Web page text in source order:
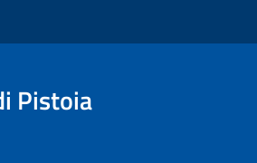
Pistoia